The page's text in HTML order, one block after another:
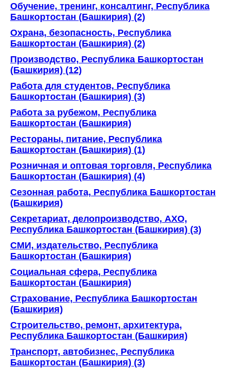
Обучение, тренинг, консалтинг, Республика
Башкортостан (Башкирия) (2)
Охрана, безопасность, Республика
Башкортостан (Башкирия) (2)
Производство, Республика Башкортостан
(Башкирия) (12)
Работа для студентов, Республика
Башкортостан (Башкирия) (3)
Работа за рубежом, Республика
Башкортостан (Башкирия)
Рестораны, питание, Республика
Башкортостан (Башкирия) (1)
Розничная и оптовая торговля, Республика
Башкортостан (Башкирия) (4)
Сезонная работа, Республика Башкортостан
(Башкирия)
Секретариат, делопроизводство, АХО,
Республика Башкортостан (Башкирия) (3)
СМИ, издательство, Республика
Башкортостан (Башкирия)
Социальная сфера, Республика
Башкортостан (Башкирия)
Страхование, Республика Башкортостан
(Башкирия)
Строительство, ремонт, архитектура,
Республика Башкортостан (Башкирия)
Транспорт, автобизнес, Республика
Башкортостан (Башкирия) (3)